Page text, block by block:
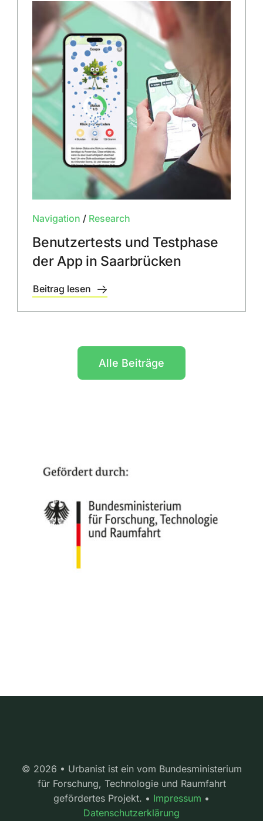
Navigation / Research
Benutzertests und Testphase
der App in Saarbrücken
Beitrag lesen
Alle Beiträge
© 2026 • Urbanist ist ein vom Bundesministerium
für Forschung, Technologie und Raumfahrt
gefördertes Projekt. • Impressum •
Datenschutzerklärung